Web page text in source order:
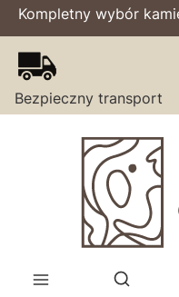
Kompletny wybór
Bezpieczny transport
Otwórz